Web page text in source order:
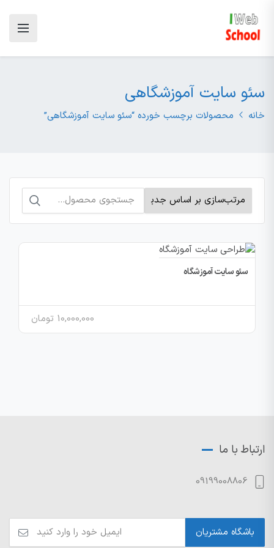
سئو سایت آموزشگاهی
خانه محصولات برچسب خورده “سئو سایت آموزشگاهی”
جستجو
برای:
سئو سایت آموزشگاه
10,000,000 تومان
ارتباط با ما
09199008806